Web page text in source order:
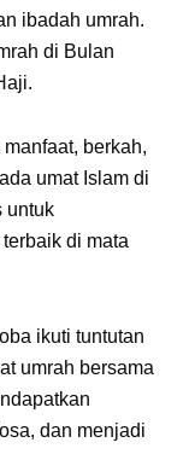
ibadah umrah.
di Bulan
berkah,
umat Islam di
untuk
di mata
ikuti tuntutan
umrah bersama
dan menjadi